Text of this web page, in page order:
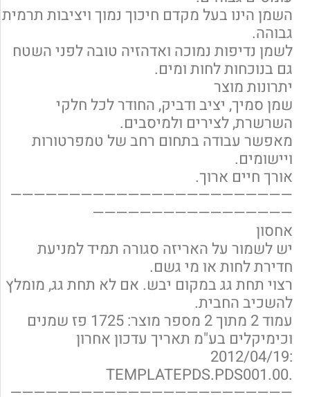
השמן הינו בעל מקדם חיכוך נמוך ויציבות תרמית
גבוהה.
לשמן נדיפות נמוכה ואדהזיה טובה לפני השטח
גם בנוכחות לחות ומים.
יתרונות מוצר
שמן סמיך, יציב ודביק, החודר לכל חלקי
השרשרת, לצירים ולמיסבים.
מאפשר עבודה בתחום רחב של טמפרטורות
ויישומים.
אורך חיים ארוך.
————————————————————————
—————————————————
אחסון
יש לשמור על האריזה סגורה תמיד למניעת
חדירת לחות או מי גשם.
רצוי תחת גג במקום יבש. אם לא תחת גג, מומלץ
להשכיב החבית.
עמוד 2 מתוך 2 מספר מוצר: 1725 פז שמנים
וכימיקלים בע"מ תאריך עדכון אחרון
:2012/04/19
.TEMPLATEPDS.PDS001.00